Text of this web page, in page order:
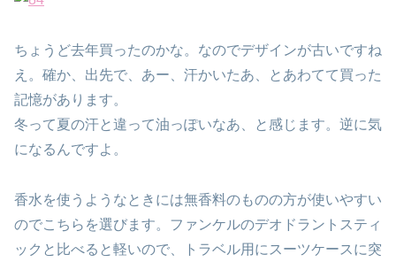
ちょうど去年買ったのかな。なのでデザインが古いですね
え。確か、出先で、あー、汗かいたあ、とあわてて買った
記憶があります。
冬って夏の汗と違って油っぽいなあ、と感じます。逆に気
になるんですよ。
香水を使うようなときには無香料のものの方が使いやすい
のでこちらを選びます。ファンケルのデオドラントスティ
ックと比べると軽いので、トラベル用にスーツケースに突